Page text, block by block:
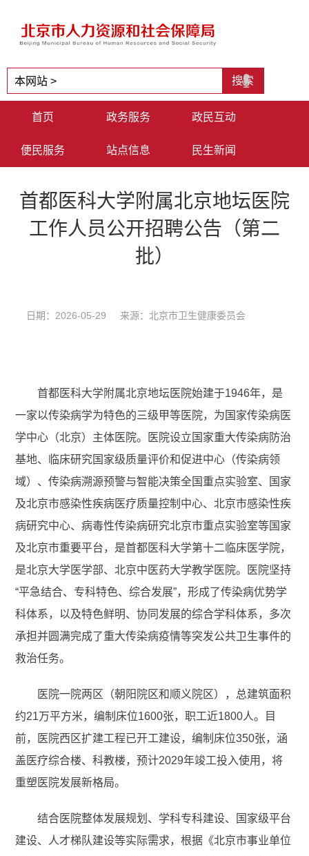
首页 政务服务 政民互动
便民服务 站点信息 民生新闻
首都医科大学附属北京地坛医院
工作人员公开招聘公告（第二
批）
日期：2026-05-29 来源：北京市卫生健康委员会
首都医科大学附属北京地坛医院始建于1946年，是
一家以传染病学为特色的三级甲等医院，为国家传染病医
学中心（北京）主体医院。医院设立国家重大传染病防治
基地、临床研究国家级质量评价和促进中心（传染病领
域）、传染病溯源预警与智能决策全国重点实验室、国家
及北京市感染性疾病医疗质量控制中心、北京市感染性疾
病研究中心、病毒性传染病研究北京市重点实验室等国家
及北京市重要平台，是首都医科大学第十二临床医学院，
是北京大学医学部、北京中医药大学教学医院。医院坚持
“平急结合、专科特色、综合发展”，形成了传染病优势学
科体系，以及特色鲜明、协同发展的综合学科体系，多次
承担并圆满完成了重大传染病疫情等突发公共卫生事件的
救治任务。
医院一院两区（朝阳院区和顺义院区），总建筑面积
约21万平方米，编制床位1600张，职工近1800人。目
前，医院西区扩建工程已开工建设，编制床位350张，涵
盖医疗综合楼、科教楼，预计2029年竣工投入使用，将
重塑医院发展新格局。
结合医院整体发展规划、学科专科建设、国家级平台
建设、人才梯队建设等实际需求，根据《北京市事业单位